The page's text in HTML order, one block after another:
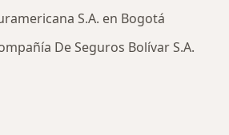
S.A. en Bogotá
De Seguros Bolívar S.A.